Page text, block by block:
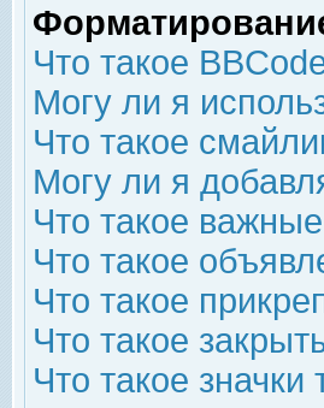
Что такое
Могу ли я
Что такое
Могу ли я
Что такое
Что такое
Что такое
Что такое
Что такое значки